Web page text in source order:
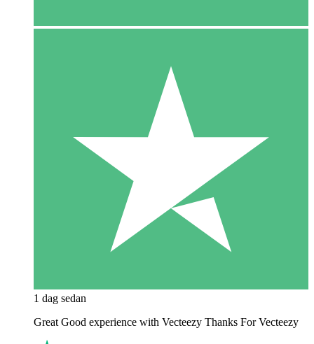
1 dag sedan
Great Good experience with Vecteezy Thanks For Vecteezy